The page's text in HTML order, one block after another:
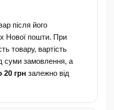
після його
Нової пошти. При
товару, вартість
суми замовлення, а
20 грн залежно від